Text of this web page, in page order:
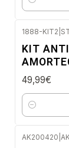
Quantidade
1888-KIT2
KIT
49,99€
Quantidade
AK200420